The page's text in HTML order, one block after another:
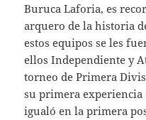
Buruca Laforia, es
arquero de la historia
estos equipos se les
ellos Independiente y
torneo de Primera
su primera experiencia
igualó en la primera